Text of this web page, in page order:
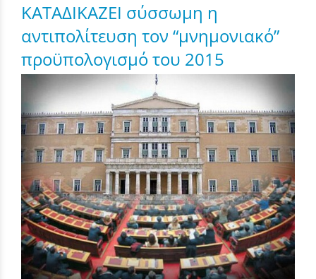
ΚΑΤΑΔΙΚΑΖΕΙ σύσσωμη η
αντιπολίτευση τον “μνημονιακό”
προϋπολογισμό του 2015